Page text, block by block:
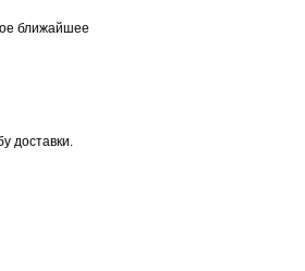
ближайшее
доставки.